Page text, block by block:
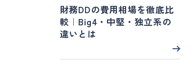
財務DDの費用相場を徹底比
較｜Big4・中堅・独立系の
違いとは